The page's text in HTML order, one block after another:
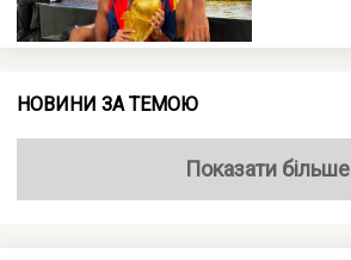
НОВИНИ ЗА ТЕМОЮ
Показати більше